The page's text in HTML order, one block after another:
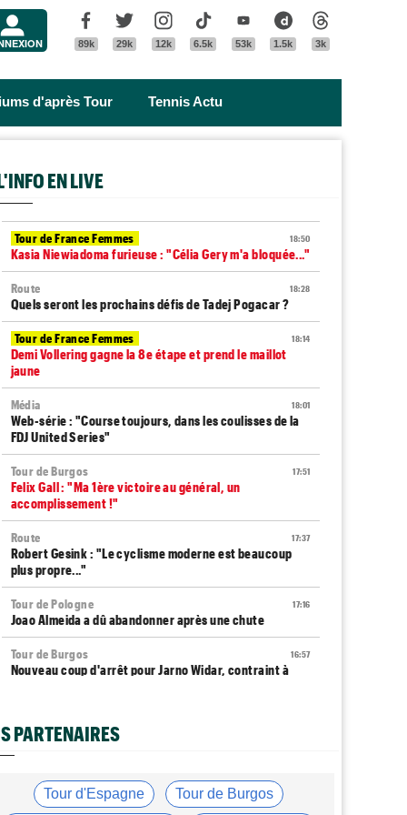
Facebook
89k
Twitter
29k
Instagram
12k
Tik Tok
6.5k
Youtube
53k
Dailymotion
1.5k 3k
d'après Tour Tennis Actu
EN LIVE
18:50
Tour de France Femmes
Kasia Niewiadoma furieuse : "Célia Gery m'a bloquée..."
18:28
Route
Quels seront les prochains défis de Tadej Pogacar ?
18:14
Tour de France Femmes
Demi Vollering gagne la 8e étape et prend le maillot
jaune
18:01
Média
Web-série : "Course toujours, dans les coulisses de la
FDJ United Series"
17:51
Tour de Burgos
Felix Gall : "Ma 1ère victoire au général, un
accomplissement !"
17:37
Route
Robert Gesink : "Le cyclisme moderne est beaucoup
plus propre..."
17:16
Tour de Pologne
Joao Almeida a dû abandonner après une chute
16:57
Tour de Burgos
Nouveau coup d'arrêt pour Jarno Widar, contraint à
Louis Barré remporte la 6e étape et prend la 2e place
du général
Média
Les vidéos cyclisme sont sur Dailymotion :
PARTENAIRES
Tour d'Espagne Tour de Burgos